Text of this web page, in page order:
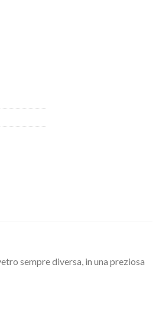
sempre diversa, in una preziosa